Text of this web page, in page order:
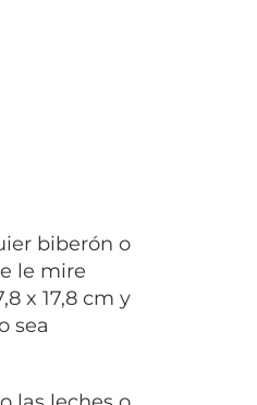
biberón o
le mire
x 17,8 cm y
sea